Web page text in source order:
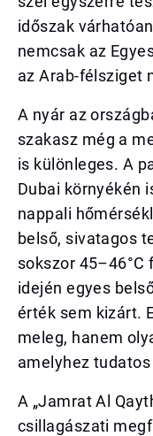
időszak
nemcsak az
az Arab-félsziget
A nyár az
szakasz még a
is különleges. A
Dubai környékén
nappali
belső, sivatagos
sokszor
idején egyes
érték sem kizárt.
meleg, hanem
amelyhez
A „Jamrat Al
csillagászati